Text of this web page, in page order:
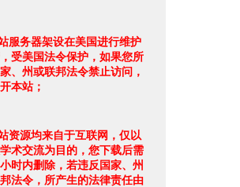
服务器架设在美国进行维护
受美国法令保护，如果您所
、州或联邦法令禁止访问，
本站；
资源均来自于互联网，仅以
术交流为目的，您下载后需
时内删除，若违反国家、州
法令，所产生的法律责任由